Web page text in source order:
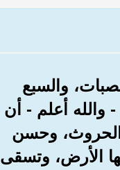
والسبع
والله أعلم - أن
وحسن
الأرض، وتسقى